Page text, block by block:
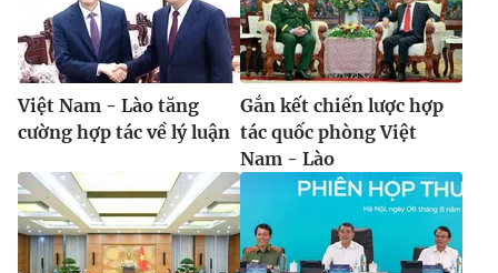
Việt Nam - Lào tăng
cường hợp tác về lý luận
Gắn kết chiến lược hợp
tác quốc phòng Việt
Nam - Lào